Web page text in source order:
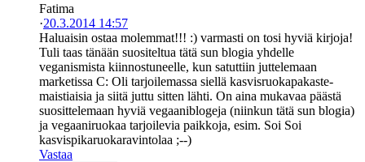
Fatima
·20.3.2014 14:57
Haluaisin ostaa molemmat!!! :) varmasti on tosi hyviä kirjoja!
Tuli taas tänään suositeltua tätä sun blogia yhdelle
veganismista kiinnostuneelle, kun satuttiin juttelemaan
marketissa C: Oli tarjoilemassa siellä kasvisruokapakaste-
maistiaisia ja siitä juttu sitten lähti. On aina mukavaa päästä
suosittelemaan hyviä vegaaniblogeja (niinkun tätä sun blogia)
ja vegaaniruokaa tarjoilevia paikkoja, esim. Soi Soi
kasvispikaruokaravintolaa ;--)
Vastaa